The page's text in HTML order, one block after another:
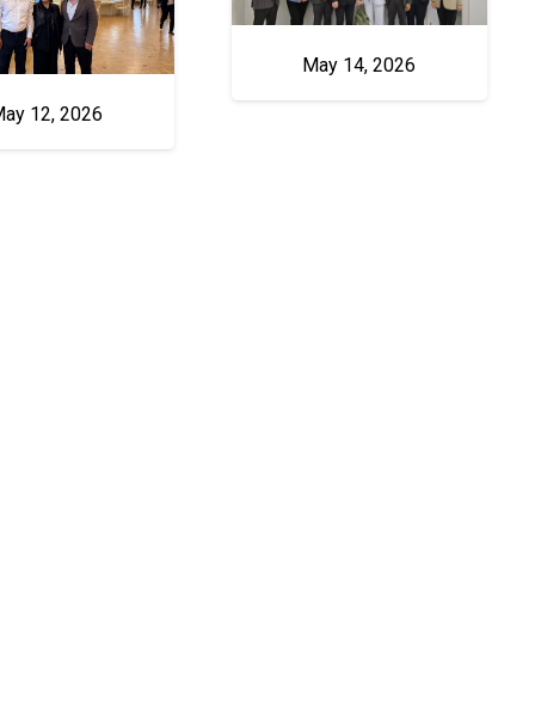
May 14, 2026
12, 2026